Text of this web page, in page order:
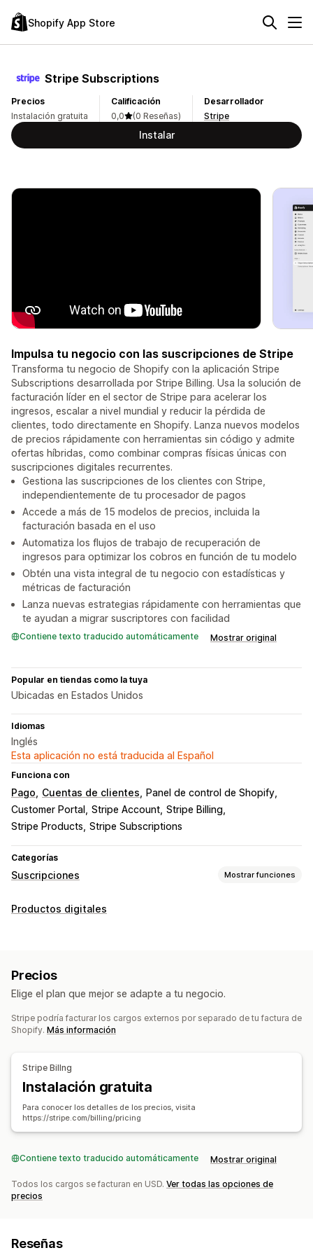
Shopify App Store
Stripe Subscriptions
Precios
Instalación gratuita
Calificación
0,0
(0 Reseñas)
Desarrollador
Stripe
Instalar
Impulsa tu negocio con las suscripciones de Stripe
Transforma tu negocio de Shopify con la aplicación Stripe
Subscriptions desarrollada por Stripe Billing. Usa la solución de
facturación líder en el sector de Stripe para acelerar los
ingresos, escalar a nivel mundial y reducir la pérdida de
clientes, todo directamente en Shopify. Lanza nuevos modelos
de precios rápidamente con herramientas sin código y admite
ofertas híbridas, como combinar compras físicas únicas con
suscripciones digitales recurrentes.
Gestiona las suscripciones de los clientes con Stripe,
independientemente de tu procesador de pagos
Accede a más de 15 modelos de precios, incluida la
facturación basada en el uso
Automatiza los flujos de trabajo de recuperación de
ingresos para optimizar los cobros en función de tu modelo
Obtén una vista integral de tu negocio con estadísticas y
métricas de facturación
Lanza nuevas estrategias rápidamente con herramientas que
te ayudan a migrar suscriptores con facilidad
Contiene texto traducido automáticamente Mostrar original
Popular en tiendas como la tuya
Ubicadas en Estados Unidos
Idiomas
Inglés
Esta aplicación no está traducida al Español
Funciona con
Pago Cuentas de clientes
Panel de control de Shopify
Customer Portal
Stripe Account Stripe Billing
Stripe Products Stripe Subscriptions
Categorías
Suscripciones Mostrar funciones
Tipos de suscripción
Productos digitales
Suscripciones personalizadas
Precios que puedes fijar
Productos digitales
Precios
Elige el plan que mejor se adapte a tu negocio.
Stripe podría facturar los cargos externos por separado de tu factura de
Shopify. Más información
Stripe Billng
Instalación gratuita
Para conocer los detalles de los precios, visita
https://stripe.com/billing/pricing
Contiene texto traducido automáticamente Mostrar original
Todos los cargos se facturan en USD. Ver todas las opciones de
precios
Reseñas